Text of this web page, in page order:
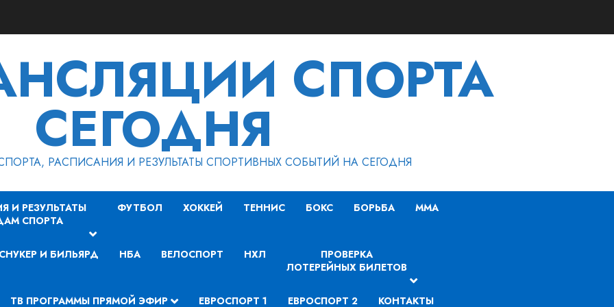
СПОРТА
СЕГОДНЯ
РАСПИСАНИЯ И РЕЗУЛЬТАТЫ СПОРТИВНЫХ СОБЫТИЙ НА СЕГОДНЯ
И РЕЗУЛЬТАТЫ
СПОРТА
ФУТБОЛ ХОККЕЙ ТЕННИС БОКС БОРЬБА MMA
СНУКЕР И БИЛЬЯРД НБА ВЕЛОСПОРТ НХЛ
ПРОВЕРКА
ЛОТЕРЕЙНЫХ БИЛЕТОВ
ТВ ПРОГРАММЫ ПРЯМОЙ ЭФИР ЕВРОСПОРТ 1 ЕВРОСПОРТ 2 КОНТАКТЫ